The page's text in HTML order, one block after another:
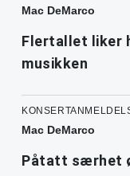
Mac DeMarco
Flertallet liker
musikken
Mac DeMarco
Påtatt særhet